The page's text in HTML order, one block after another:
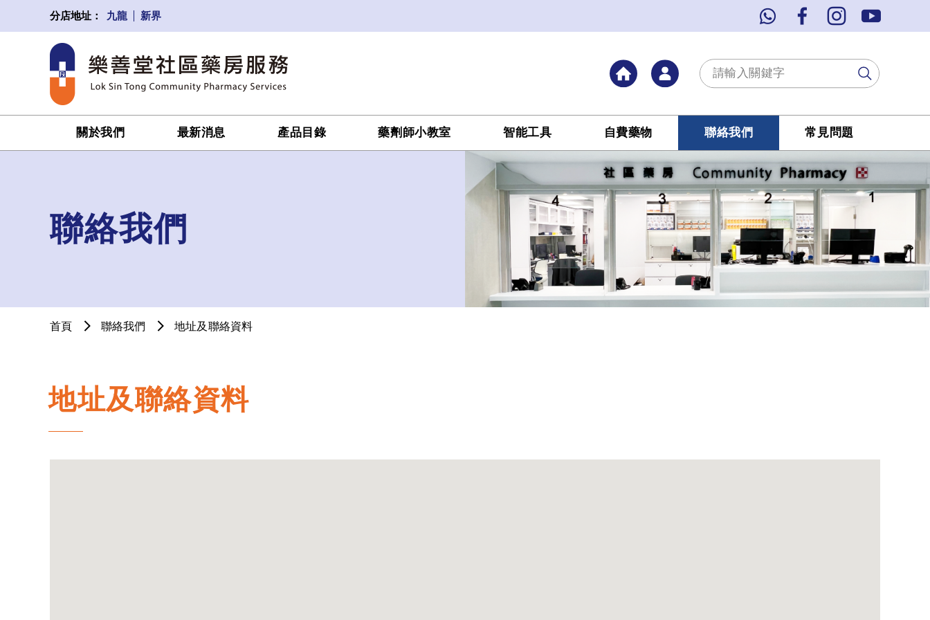
分店地址： 九龍 新界
關於我們 最新消息 產品目錄 藥劑師小教室 智能工具 自費藥物 聯絡我們 常見問題
聯絡我們
首頁 聯絡我們 地址及聯絡資料
地址及聯絡資料